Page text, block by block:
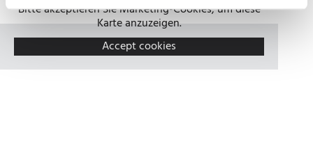
Bitte akzeptieren Sie Marketing-Cookies, um diese
Karte anzuzeigen.
Accept cookies